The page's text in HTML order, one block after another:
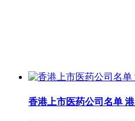
香港上市医药公司名单